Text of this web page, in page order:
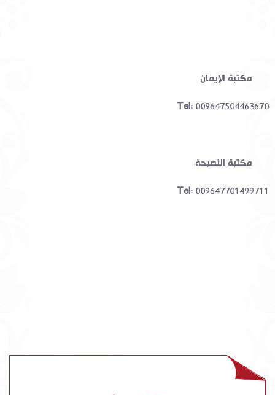
مكتبة الإيمان
Tel: 009647504463670
مكتبة النصيحة
Tel: 009647701499711